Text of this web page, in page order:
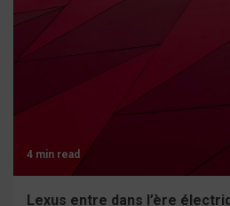
4 min read
Lexus entre dans l’ère